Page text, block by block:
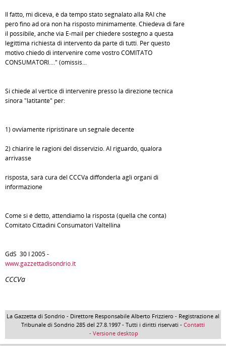
Il fatto, mi diceva, è da tempo stato segnalato alla RAI che
però fino ad ora non ha risposto minimamente. Chiedeva di fare
il possibile, anche via E-mail per chiedere sostegno a questa
legittima richiesta di intervento da parte di tutti. Per questo
motivo chiedo di intervenire come vostro COMITATO
CONSUMATORI...." (omissis...
Si chiede al vertice di intervenire presso la direzione tecnica
sinora "latitante" per:
1) ovviamente ripristinare un segnale decente
2) chiarire le ragioni del disservizio. Al riguardo, qualora
arrivasse
risposta, sarà cura del CCCVa diffonderla agli organi di
informazione
Come si é detto, attendiamo la risposta (quella che conta)
Comitato Cittadini Consumatori Valtellina
GdS 30 I 2005 -
www.gazzettadisondrio.it
CCCVa
La Gazzetta di Sondrio - Direttore Responsabile Alberto Frizziero - Registrazione al
Tribunale di Sondrio 285 del 27.8.1997 - Tutti i diritti riservati - Contatti
- Versione desktop